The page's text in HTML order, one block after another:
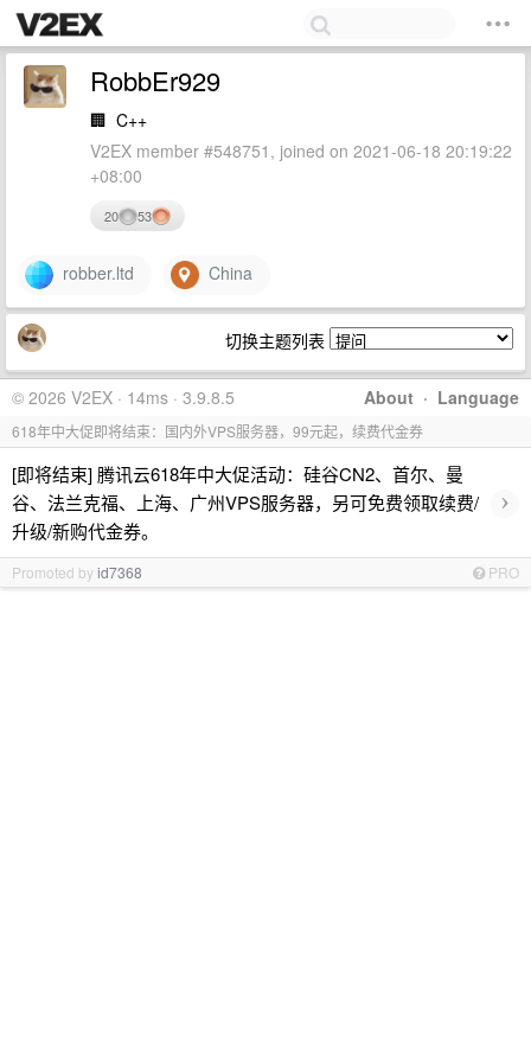
RobbEr929
🏢 C++
V2EX member #548751, joined on 2021-06-18 20:19:22
+08:00
20 53
robber.ltd China
切换主题列表
About · Language
© 2026 V2EX · 14ms · 3.9.8.5
618年中大促即将结束：国内外VPS服务器，99元起，续费代金券
[即将结束] 腾讯云618年中大促活动：硅谷CN2、首尔、曼
谷、法兰克福、上海、广州VPS服务器，另可免费领取续费/
升级/新购代金券。
›
Promoted byid7368 PRO